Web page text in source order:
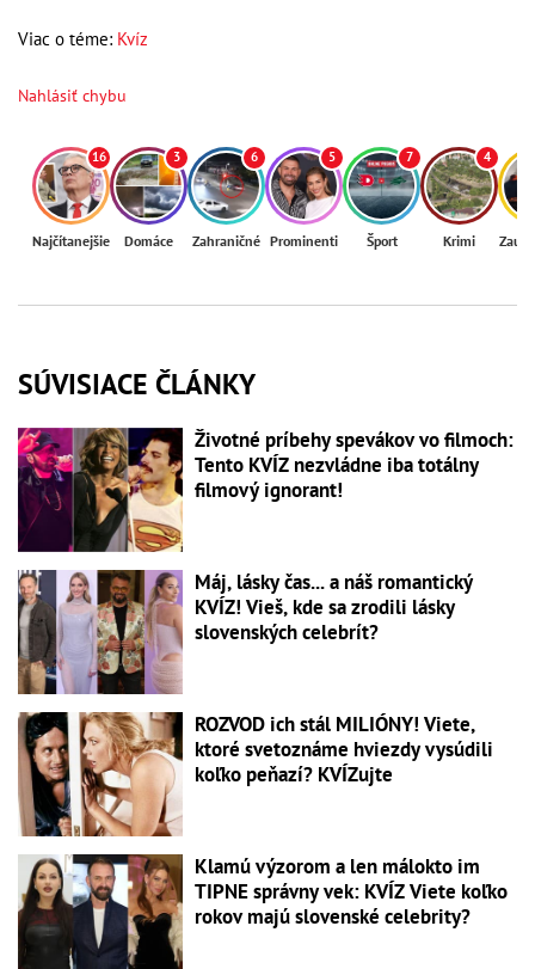
Viac o téme: Kvíz
Nahlásiť chybu
16
Najčítanejšie
3
Domáce
6
Zahraničné
5
Prominenti
7
Šport
4
Krimi
SÚVISIACE ČLÁNKY
Životné príbehy spevákov vo filmoch:
Tento KVÍZ nezvládne iba totálny
filmový ignorant!
Máj, lásky čas... a náš romantický
KVÍZ! Vieš, kde sa zrodili lásky
slovenských celebrít?
ROZVOD ich stál MILIÓNY! Viete,
ktoré svetoznáme hviezdy vysúdili
koľko peňazí? KVÍZujte
Klamú výzorom a len málokto im
TIPNE správny vek: KVÍZ Viete koľko
rokov majú slovenské celebrity?